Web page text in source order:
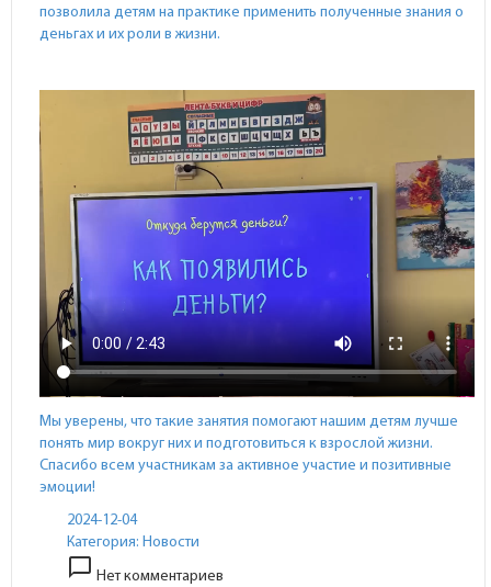
позволила детям на практике применить полученные знания о
деньгах и их роли в жизни.
Мы уверены, что такие занятия помогают нашим детям лучше
понять мир вокруг них и подготовиться к взрослой жизни.
Спасибо всем участникам за активное участие и позитивные
эмоции!
2024-12-04
Категория: Новости
chat_bubble_outline Нет комментариев